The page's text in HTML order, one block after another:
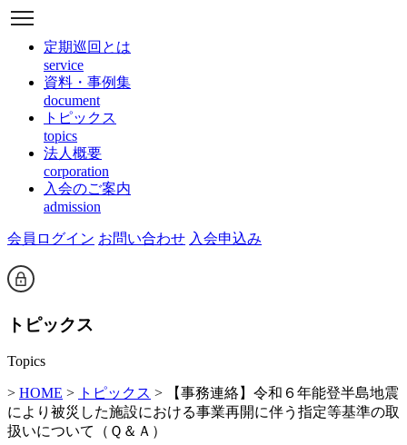
定期巡回とは
service
資料・事例集
document
トピックス
topics
法人概要
corporation
入会のご案内
admission
会員ログイン お問い合わせ 入会申込み
トピックス
Topics
> HOME > トピックス > 【事務連絡】令和６年能登半島地震
により被災した施設における事業再開に伴う指定等基準の取
扱いについて（Ｑ＆Ａ）